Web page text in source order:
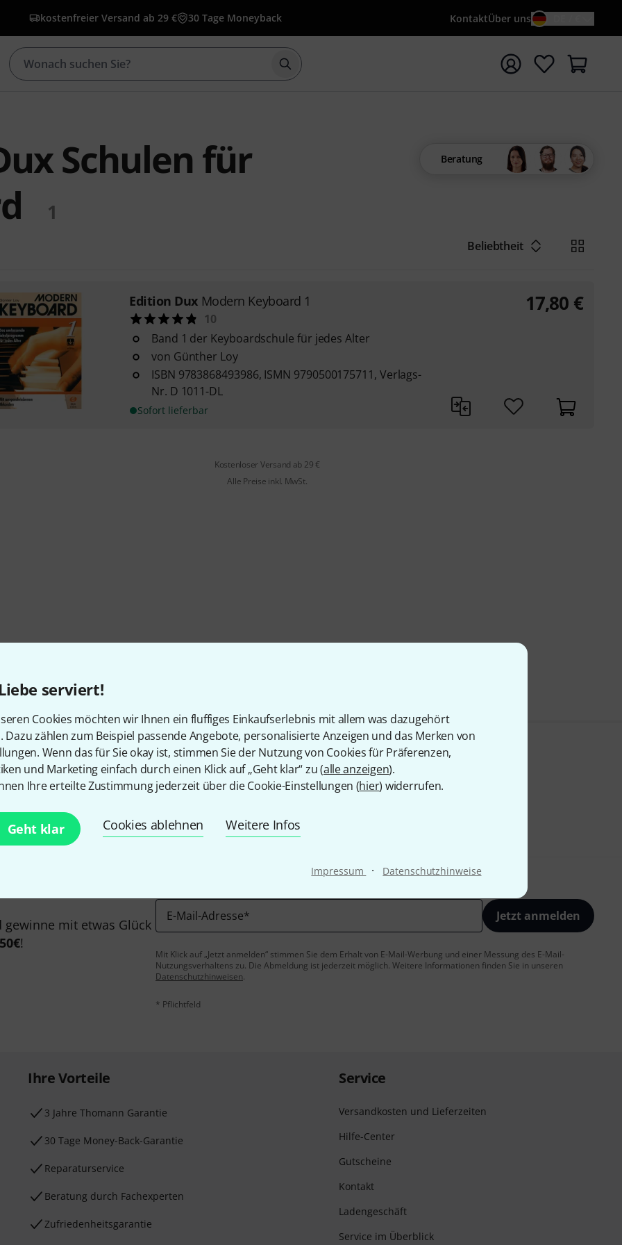
serviert!
Cookies möchten wir Ihnen ein fluffiges Einkaufserlebnis mit allem was dazugehört
Dazu zählen zum Beispiel passende Angebote, personalisierte Anzeigen und das Merken von
Wenn das für Sie okay ist, stimmen Sie der Nutzung von Cookies für Präferenzen,
und Marketing einfach durch einen Klick auf „Geht klar“ zu (alle anzeigen).
Ihre erteilte Zustimmung jederzeit über die Cookie-Einstellungen (hier) widerrufen.
Geht klar Cookies ablehnen Weitere Infos
Impressum · Datenschutzhinweise
kostenfreier Versand ab 29 € 30 Tage Moneyback KontaktÜber uns
Suche mit Suchwort {searchTerm} starten
Schulen für
1
Beratung
Beliebtheit
Edition Dux Modern Keyboard 1
10
Band 1 der Keyboardschule für jedes Alter
von Günther Loy
ISBN 9783868493986, ISMN 9790500175711, Verlags-
Nr. D 1011-DL
Sofort lieferbar
17,80 €
Kostenloser Versand ab 29 €
Alle Preise inkl. MwSt.
Gefällt Ihnen, was Sie sehen?
mit etwas Glück
50€!
E-Mail-Adresse* Jetzt anmelden
Mit Klick auf „Jetzt anmelden“ stimmen Sie dem Erhalt von E-Mail-Werbung und einer Messung des E-Mail-
Nutzungsverhaltens zu. Die Abmeldung ist jederzeit möglich. Weitere Informationen finden Sie in unseren
Datenschutzhinweisen.
* Pflichtfeld
Ihre Vorteile
3 Jahre Thomann Garantie
30 Tage Money-Back-Garantie
Reparaturservice
Beratung durch Fachexperten
Zufriedenheitsgarantie
Service
Versandkosten und Lieferzeiten
Hilfe-Center
Gutscheine
Kontakt
Ladengeschäft
Service im Überblick